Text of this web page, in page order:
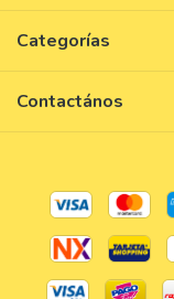
Categorías
Contactános